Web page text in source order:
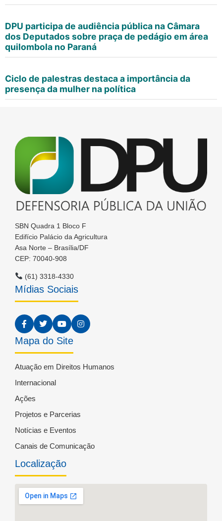
DPU participa de audiência pública na Câmara
dos Deputados sobre praça de pedágio em área
quilombola no Paraná
Ciclo de palestras destaca a importância da
presença da mulher na política
SBN Quadra 1 Bloco F
Edifício Palácio da Agricultura
Asa Norte – Brasília/DF
CEP: 70040-908
(61) 3318-4330
Mídias Sociais
Mapa do Site
Atuação em Direitos Humanos
Internacional
Ações
Projetos e Parcerias
Notícias e Eventos
Canais de Comunicação
Localização